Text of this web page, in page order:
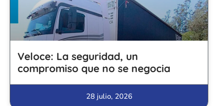
Veloce: La seguridad, un
compromiso que no se negocia
28 julio, 2026